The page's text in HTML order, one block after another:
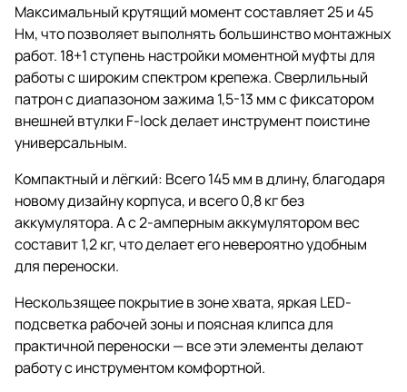
Максимальный крутящий момент составляет 25 и 45
Нм, что позволяет выполнять большинство монтажных
работ. 18+1 ступень настройки моментной муфты для
работы с широким спектром крепежа. Сверлильный
патрон с диапазоном зажима 1,5-13 мм с фиксатором
внешней втулки F-lock делает инструмент поистине
универсальным.
Компактный и лёгкий: Всего 145 мм в длину, благодаря
новому дизайну корпуса, и всего 0,8 кг без
аккумулятора. А с 2-амперным аккумулятором вес
составит 1,2 кг, что делает его невероятно удобным
для переноски.
Нескользящее покрытие в зоне хвата, яркая LED-
подсветка рабочей зоны и поясная клипса для
практичной переноски — все эти элементы делают
работу с инструментом комфортной.